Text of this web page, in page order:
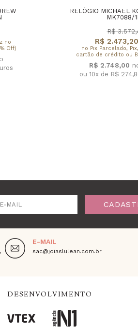
no
Off)
RELÓGIO MICHAEL
MK7088/
R$ 2.473,20
no Pix Parcelado,
cartão de crédito ou
R$
R$ 2.748,00
ou 10x de R$
MAIL
E-MAIL
sac@joiaslulean.com.br
DESENVOLVIMENTO